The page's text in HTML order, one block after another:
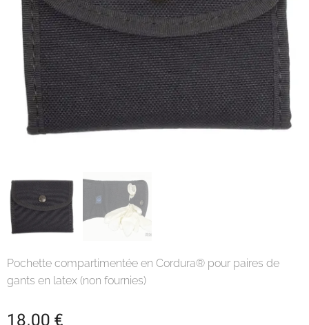
Pochette compartimentée en Cordura® pour paires de
gants en latex (non fournies)
18,00 €